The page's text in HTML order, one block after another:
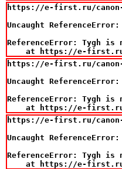
https://e-first.ru/canon-
Uncaught
ReferenceError: Tygh is
at https://e-
https://e-first.ru/canon-
Uncaught
ReferenceError: Tygh is
at https://e-
https://e-first.ru/canon-
Uncaught
ReferenceError: Tygh is
at https://e-